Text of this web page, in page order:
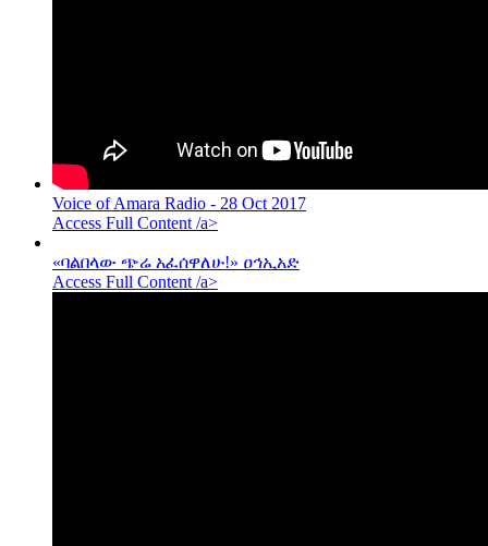
Voice of Amara Radio - 28 Oct 2017
Access Full Content /a>
«ባልበላው ጭሬ አፈሰዋለሁ!» ዐኅኢአድ
Access Full Content /a>